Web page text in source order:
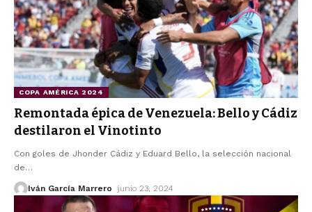
COPA AMÉRICA 2024
Remontada épica de Venezuela: Bello y Cádiz
destilaron el Vinotinto
Con goles de Jhonder Cádiz y Eduard Bello, la selección nacional
de…
Iván García Marrero junio 23, 2024